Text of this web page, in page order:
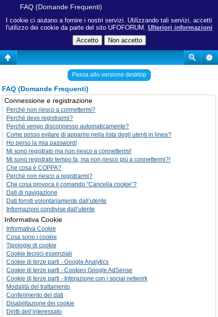
I cookie ci aiutano a fornire i nostri servizi. Utilizzando tali servizi, accetti
l'utilizzo dei cookie da parte del sito UFOFORUM. Ulteriori informazioni
FAQ (Domande Frequenti)
Passa allo versione desktop
FAQ (Domande Frequenti)
Connessione e registrazione
Perché non riesco a connettermi?
Perché devo registrarmi?
Perché vengo disconnesso automaticamente?
Come posso evitare di apparire nella lista degli utenti in linea?
Ho perso la mia password!
Mi sono registrato ma non riesco a connettermi!
Mi sono registrato tempo fa, ma non riesco più a connettermi?!
Che cosa è COPPA?
Perché non riesco a registrarmi?
Che cosa provoca il comando “Cancella cookie”?
Dati di navigazione
Dati forniti volontariamente dall’utente
Informazioni condivise dall’utente
Informativa Cookie
Informativa Cookie
Cosa sono i cookie
Tipologie di cookie
Cookie tecnici essenziali
Cookie di terze parti - Google Analytics
Cookie di terze parti - Cookies Google AdSense
Cookie di terze parti - Interazione con i social network
Modalità del trattamento
Conferimento dei dati
Disabilitazione dei cookie
Diritti dell’interessato